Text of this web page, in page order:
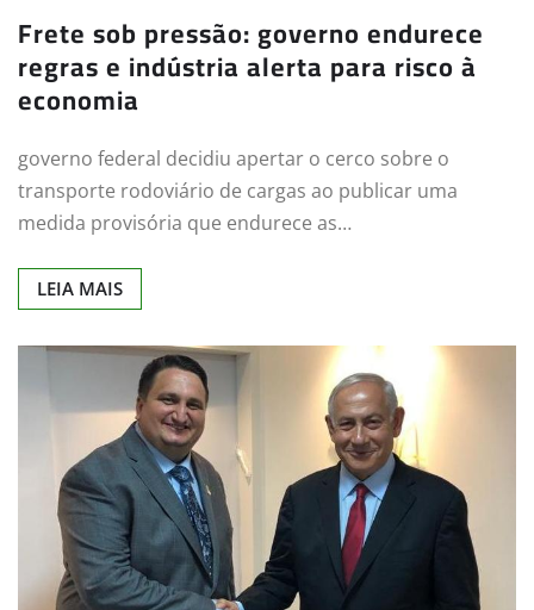
Frete sob pressão: governo endurece
regras e indústria alerta para risco à
economia
governo federal decidiu apertar o cerco sobre o
transporte rodoviário de cargas ao publicar uma
medida provisória que endurece as…
LEIA MAIS